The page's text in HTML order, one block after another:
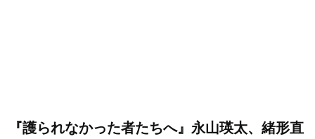
『護られなかった者たちへ』永山瑛太、緒形直